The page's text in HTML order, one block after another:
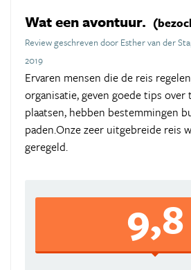
Wat een avontuur.
Review geschreven door Esther van der
2019
Ervaren mensen die de reis
organisatie, geven goede tips over
plaatsen, hebben bestemmingen
paden.Onze zeer uitgebreide reis
geregeld.
9,8